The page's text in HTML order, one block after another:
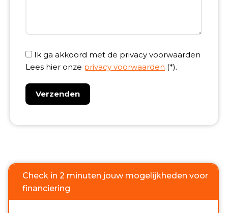
Ik ga akkoord met de privacy voorwaarden
Lees hier onze privacy voorwaarden (*).
Check in 2 minuten jouw mogelijkheden voor
financiering